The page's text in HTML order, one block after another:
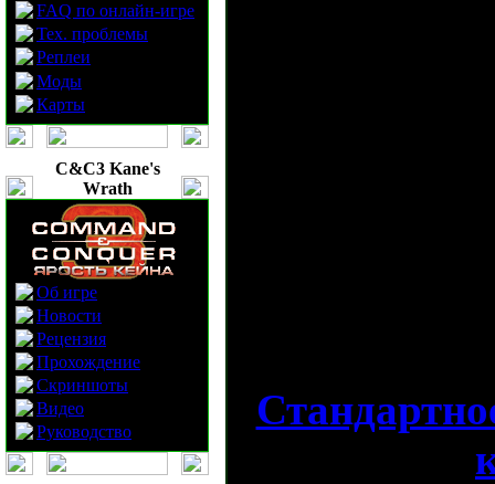
FAQ по онлайн-игре
Тех. проблемы
Реплеи
Моды
Карты
C&C3 Kane's
Wrath
Об игре
Новости
Рецензия
Прохождение
Скриншоты
Видео
Руководство